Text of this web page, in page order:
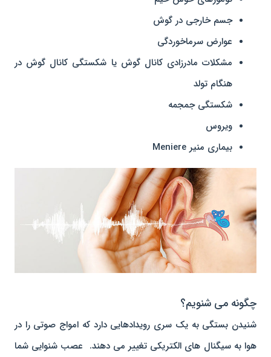
جسم خارجی در گوش
عوارض سرماخوردگی
مشکلات مادرزادی کانال گوش یا شکستگی کانال گوش در
هنگام تولد
شکستگی جمجمه
ویروس
بیماری منیر Meniere
چگونه می شنویم؟
شنیدن بستگی به یک سری رویدادهایی دارد که امواج صوتی را در
هوا به سیگنال های الکتریکی تغییر می دهند. عصب شنوایی شما